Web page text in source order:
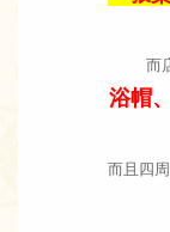
而
浴帽
而且四